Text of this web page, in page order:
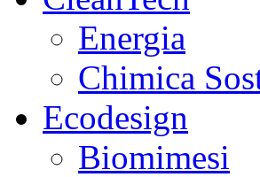
Energia
Chimica
Ecodesign
Biomimesi